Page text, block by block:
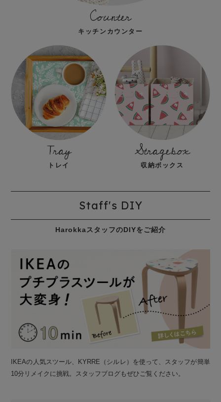
Counter
キッチンカウンター
Tray
トレイ
Stragebox
収納ボックス
Staff's DIY
HarokkaスタッフのDIYをご紹介
IKEAの人気スツール、KYRRE（シルレ）を使って、スタッフが簡単
10分リメイクに挑戦。スタッフブログもぜひご覧ください。